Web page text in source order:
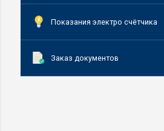
Показания электро счётчика
Заказ документов